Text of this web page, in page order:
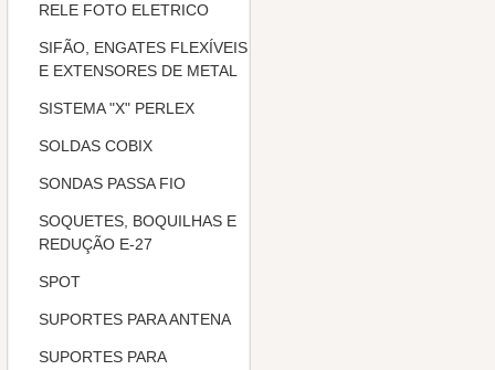
RELE FOTO ELETRICO
SIFÃO, ENGATES FLEXÍVEIS
E EXTENSORES DE METAL
SISTEMA "X" PERLEX
SOLDAS COBIX
SONDAS PASSA FIO
SOQUETES, BOQUILHAS E
REDUÇÃO E-27
SPOT
SUPORTES PARA ANTENA
SUPORTES PARA